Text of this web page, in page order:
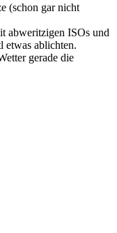
(schon gar nicht
abweritzigen ISOs und
etwas ablichten.
gerade die